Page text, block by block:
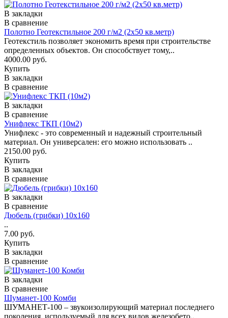
В закладки
В сравнение
Полотно Геотекстильное 200 г/м2 (2x50 кв.метр)
Геотекстиль позволяет экономить время при строительстве
определенных объектов. Он способствует тому,..
4000.00 руб.
Купить
В закладки
В сравнение
В закладки
В сравнение
Унифлекс ТКП (10м2)
Унифлекс - это современный и надежный строительный
материал. Он универсален: его можно использовать ..
2150.00 руб.
Купить
В закладки
В сравнение
В закладки
В сравнение
Дюбель (грибки) 10х160
..
7.00 руб.
Купить
В закладки
В сравнение
В закладки
В сравнение
Шуманет-100 Комби
ШУМАНЕТ-100 – звукоизолирующий материал последнего
поколения, используемый для всех видов железобето..